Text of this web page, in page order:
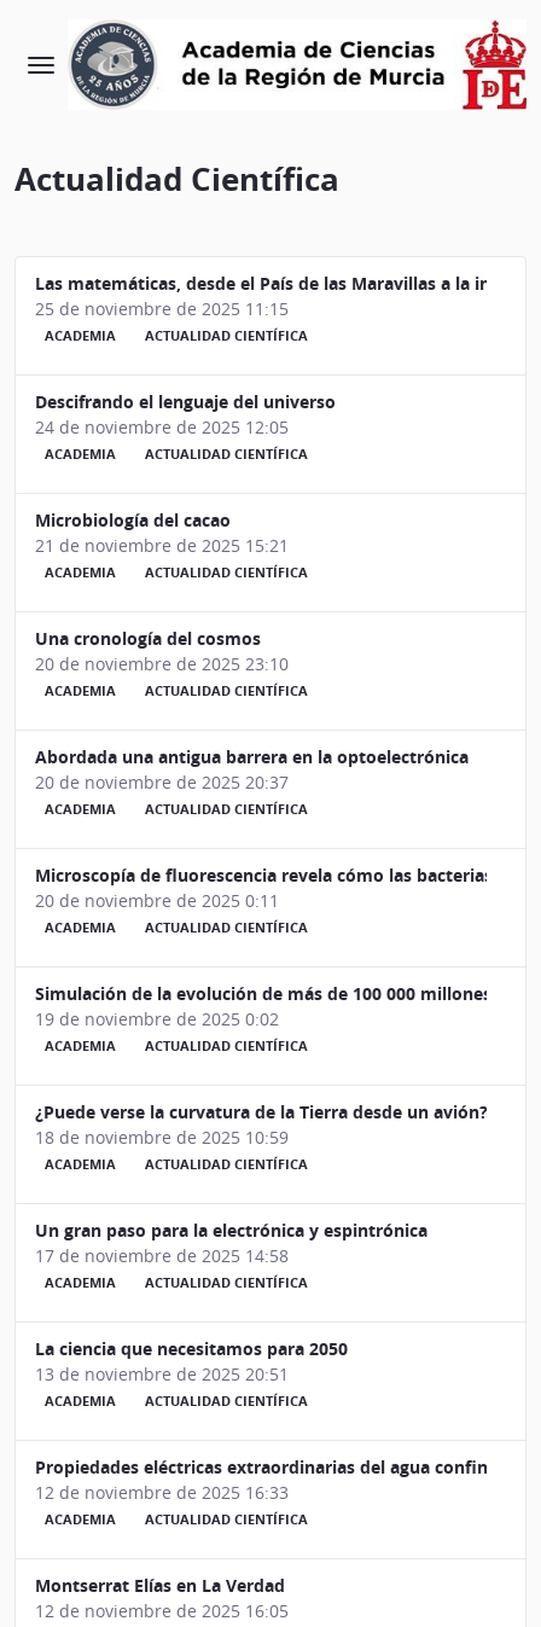
Actualidad Científica
Las matemáticas, desde el País de las Maravillas a la
25 de noviembre de 2025 11:15
ACADEMIA ACTUALIDAD CIENTÍFICA
Descifrando el lenguaje del universo
24 de noviembre de 2025 12:05
ACADEMIA ACTUALIDAD CIENTÍFICA
Microbiología del cacao
21 de noviembre de 2025 15:21
ACADEMIA ACTUALIDAD CIENTÍFICA
Una cronología del cosmos
20 de noviembre de 2025 23:10
ACADEMIA ACTUALIDAD CIENTÍFICA
Abordada una antigua barrera en la optoelectrónica
20 de noviembre de 2025 20:37
ACADEMIA ACTUALIDAD CIENTÍFICA
Microscopía de fluorescencia revela cómo las bacterias
20 de noviembre de 2025 0:11
ACADEMIA ACTUALIDAD CIENTÍFICA
Simulación de la evolución de más de 100 000 millones de
19 de noviembre de 2025 0:02
ACADEMIA ACTUALIDAD CIENTÍFICA
¿Puede verse la curvatura de la Tierra desde un avión?
18 de noviembre de 2025 10:59
ACADEMIA ACTUALIDAD CIENTÍFICA
Un gran paso para la electrónica y espintrónica
17 de noviembre de 2025 14:58
ACADEMIA ACTUALIDAD CIENTÍFICA
La ciencia que necesitamos para 2050
13 de noviembre de 2025 20:51
ACADEMIA ACTUALIDAD CIENTÍFICA
Propiedades eléctricas extraordinarias del agua confinada
12 de noviembre de 2025 16:33
ACADEMIA ACTUALIDAD CIENTÍFICA
Montserrat Elías en La Verdad
12 de noviembre de 2025 16:05